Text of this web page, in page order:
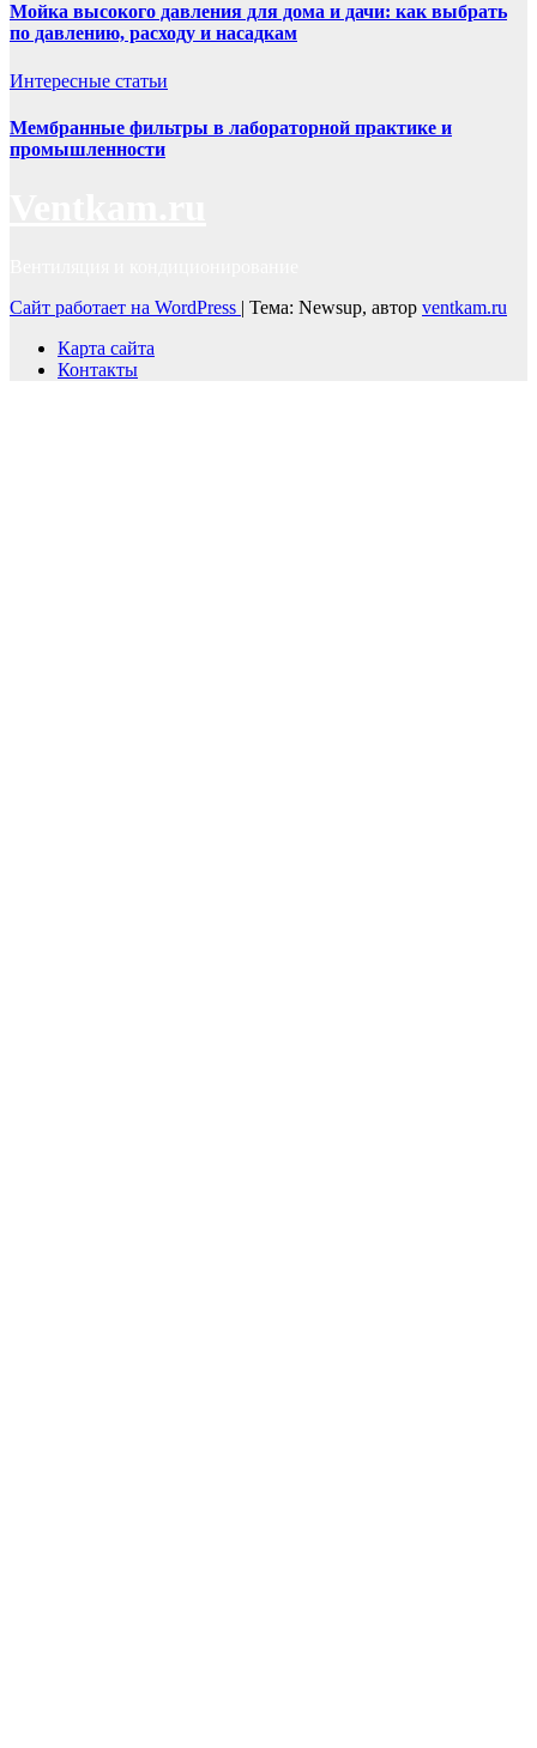
Мойка высокого давления для дома и дачи: как выбрать
по давлению, расходу и насадкам
Интересные статьи
Мембранные фильтры в лабораторной практике и
промышленности
Сайт работает на WordPress | Тема: Newsup, автор ventkam.ru
Карта сайта
Контакты